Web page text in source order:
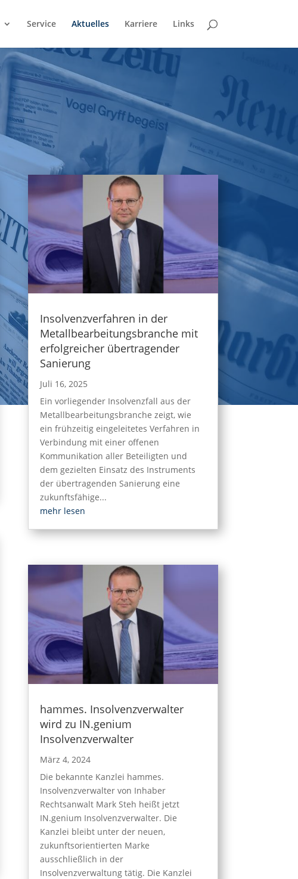
Service Aktuelles Karriere Links
Insolvenzverfahren in der
Metallbearbeitungsbranche mit
erfolgreicher übertragender
Sanierung
Juli 16, 2025
Ein vorliegender Insolvenzfall aus der
Metallbearbeitungsbranche zeigt, wie
ein frühzeitig eingeleitetes Verfahren in
Verbindung mit einer offenen
Kommunikation aller Beteiligten und
dem gezielten Einsatz des Instruments
der übertragenden Sanierung eine
zukunftsfähige...
mehr lesen
hammes. Insolvenzverwalter
wird zu IN.genium
Insolvenzverwalter
März 4, 2024
Die bekannte Kanzlei hammes.
Insolvenzverwalter von Inhaber
Rechtsanwalt Mark Steh heißt jetzt
IN.genium Insolvenzverwalter. Die
Kanzlei bleibt unter der neuen,
zukunftsorientierten Marke
ausschließlich in der
Insolvenzverwaltung tätig. Die Kanzlei